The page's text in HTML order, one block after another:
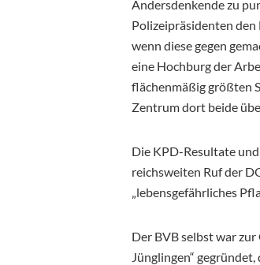
Andersdenkende zu
Polizeipräsidenten den
wenn diese gegen
eine Hochburg der
flächenmäßig größten
Zentrum dort beide
Die KPD-Resultate
reichsweiten Ruf der
„lebensgefährliches
Der BVB selbst war
Jünglingen“